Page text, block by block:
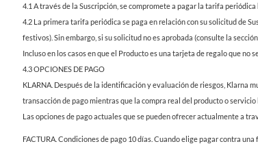
4.1 A través de la Suscripción, se compromete a pagar la tarifa periódica
4.2 La primera tarifa periódica se paga en relación con su solicitud de
festivos). Sin embargo, si su solicitud no es aprobada (consulte la
Incluso en los casos en que el Producto es una tarjeta de regalo que
4.3 OPCIONES DE PAGO
KLARNA. Después de la identificación y evaluación de riesgos, Klarna
transacción de pago mientras que la compra real del producto o
Las opciones de pago actuales que se pueden ofrecer actualmente a
FACTURA. Condiciones de pago 10 días. Cuando elige pagar contra